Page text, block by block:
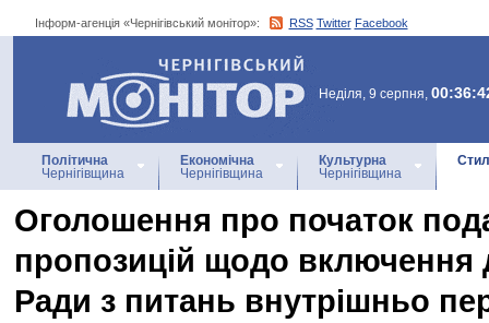
Інформ-агенція «Чернігівський монітор»: RSS Twitter Facebook
Інформ-агенція
«Чернігівський монітор»
Неділя, 9 серпня,
Політична
Чернігівщина
Економічна
Чернігівщина
Культурна
Чернігівщина
Оголошення про початок
пропозицій щодо включення
Ради з питань внутрішньо